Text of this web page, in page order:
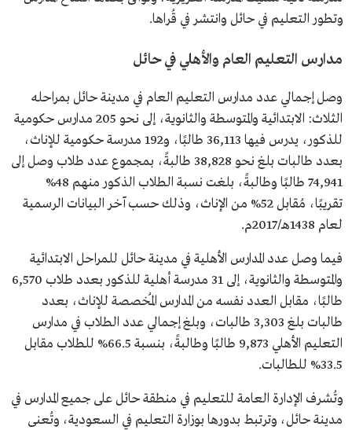
وتطور التعليم في حائل وانتشر في قُراها.
مدارس التعليم العام والأهلي في حائل
وصل إجمالي عدد مدارس التعليم العام في مدينة حائل بمراحله
الثلاث: الابتدائية والمتوسطة والثانوية، إلى نحو 205 مدارس حكومية
للذكور، يدرس فيها 36,113 طالبًا، و192 مدرسة حكومية للإناث،
بعدد طالبات بلغ نحو 38,828 طالبةً، بمجموع عدد طلاب وصل إلى
74,941 طالبًا وطالبةً، بلغت نسبة الطلاب الذكور منهم 48%
تقريبًا، مُقابل 52% من الإناث، وذلك حسب آخر البيانات الرسمية
لعام 1438هـ/2017م.
فيما وصل عدد المدارس الأهلية في مدينة حائل للمراحل الابتدائية
والمتوسطة والثانوية، إلى 31 مدرسة أهلية للذكور بعدد طلاب 6,570
طالبًا، مقابل العدد نفسه من المدارس المُخصصة للإناث، بعدد
طالبات بلغ 3,303 طالبات، وبلغ إجمالي عدد الطلاب في مدارس
التعليم الأهلي 9,873 طالبًا وطالبةً، بنسبة 66.5% للطلاب مقابل
33.5% للطالبات.
وتُشرف الإدارة العامة للتعليم في منطقة حائل على جميع المدارس في
مدينة حائل، وترتبط بدورها بوزارة التعليم في السعودية، وتُعنى